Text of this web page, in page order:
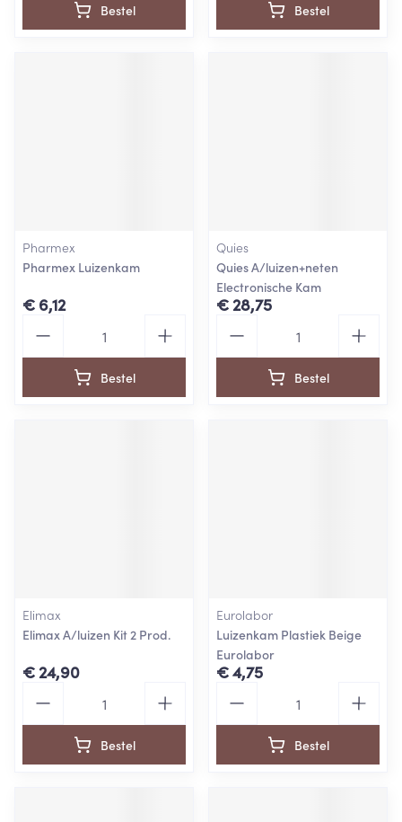
Bestel Bestel
Pharmex
Pharmex Luizenkam
€ 6,12
Bestel
Quies
Quies A/luizen+neten
Electronische Kam
€ 28,75
Bestel
Elimax
Elimax A/luizen Kit 2 Prod.
€ 24,90
Bestel
Eurolabor
Luizenkam Plastiek Beige
Eurolabor
€ 4,75
Bestel